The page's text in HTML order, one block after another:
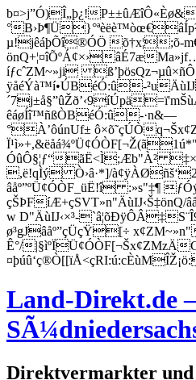
b¤>j”Ó)Î„þ¿!
°
µ!jêáþÕî®ÓÖ õ†x¦;õ-
önQ+¦¤îÕºÁ¢×›âÉ7æ
íƒcˆZM~»ji
ÿåéÝà™í•ÚBéÓ:û-
êáøÍî™ñßÒBéÓ:û-·n&—
°À’ôúnUf± ô×õ˜çÚÒ
ÓûÔ§¦ƒ“ãË<Ì;Æb"À²
,ë!qÌý Ò›â·*]/
âåº”ºÜ¢ÓÒF_üË!î :»s"‡¶
çŠÞFíÆ+çSVT»n"ÄùIJ‹Š‡önQ/
w D"ÄùIJ‹×­³-
ø³gJâåº”çÜçŸ[÷
Ê­°/|§ìºÏÜ¢ÓÒF[¬Šx¢ZMzÄ
Land-Direkt.de
Direktvermarkter